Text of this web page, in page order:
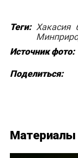
Теги: Хакасия
Источник фото:
Поделиться:
Материалы